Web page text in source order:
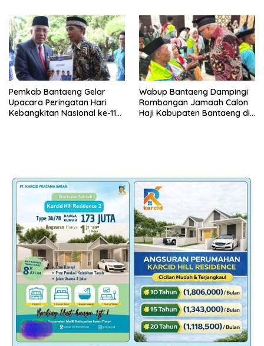
Pemkab Bantaeng Gelar
Upacara Peringatan Hari
Kebangkitan Nasional ke-118
Wabup Bantaeng Dampingi
Rombongan Jamaah Calon
Haji Kabupaten Bantaeng di